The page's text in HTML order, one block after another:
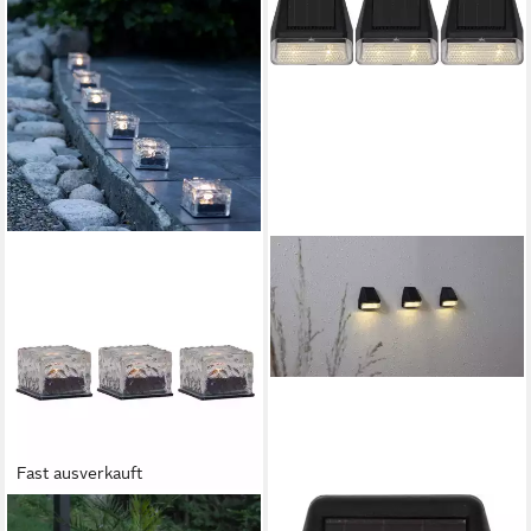
Fast ausverkauft
STAR TRADING STAR TRADING